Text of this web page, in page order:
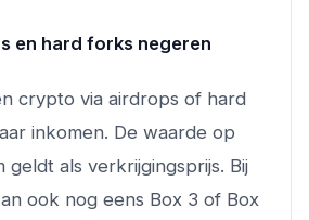
en hard forks negeren
crypto via airdrops of hard
inkomen. De waarde op
geldt als verkrijgingsprijs. Bij
ook nog eens Box 3 of Box